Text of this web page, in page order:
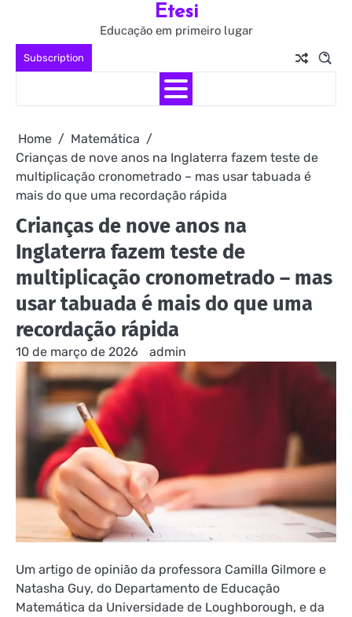
content
Subscription
Etesi
Educação em primeiro lugar
Home
Matemática
Crianças de nove anos na Inglaterra fazem teste de
multiplicação cronometrado – mas usar tabuada é
mais do que uma recordação rápida
Crianças de nove anos na
Inglaterra fazem teste de
multiplicação cronometrado – mas
usar tabuada é mais do que uma
recordação rápida
10 de março de 2026 admin
Um artigo de opinião da professora Camilla Gilmore e
Natasha Guy, do Departamento de Educação
Matemática da Universidade de Loughborough, e da